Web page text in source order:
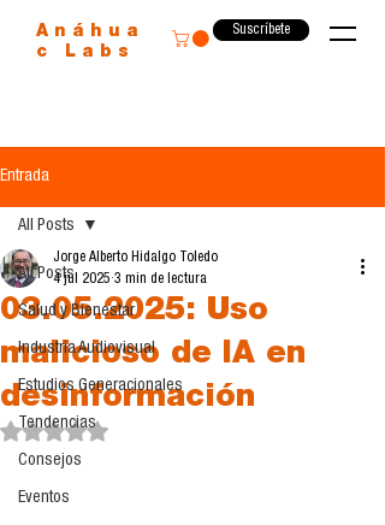
Anáhua
c Labs
Suscríbete
Entrada
All Posts
Salud y Bienestar
Industria Audiovisual
Estudios Generacionales
Tendencias
Consejos
Eventos
All Posts
03.05.2025: Uso
malicioso de IA en
desinformación
Jorge Alberto Hidalgo Toledo
4 jul 2025 3 min de lectura
Obtuvo NaN de 5 estrellas.